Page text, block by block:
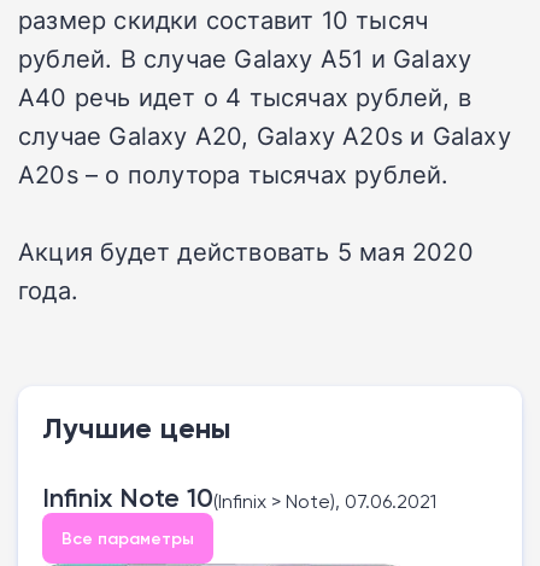
размер скидки составит 10 тысяч
рублей. В случае Galaxy A51 и Galaxy
A40 речь идет о 4 тысячах рублей, в
случае Galaxy A20, Galaxy A20s и Galaxy
A20s – о полутора тысячах рублей.
Акция будет действовать 5 мая 2020
года.
Лучшие цены
Infinix Note 10(Infinix > Note), 07.06.2021
Все параметры